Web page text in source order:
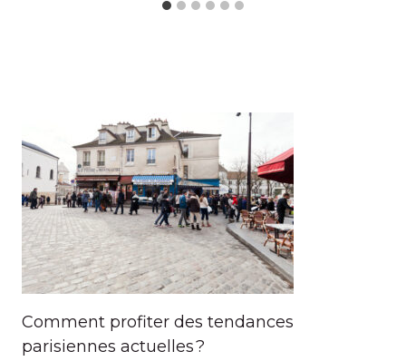
Comment profiter des tendances
parisiennes actuelles ?